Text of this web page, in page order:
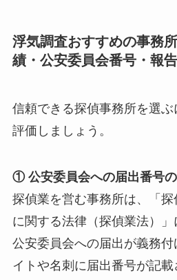
浮気調査おすすめの事務
績・公安委員会番号・報告
信頼できる探偵事務所を選
評価しましょう。
① 公安委員会への届出番号
探偵業を営む事務所は、「
に関する法律（探偵業法）
公安委員会への届出が義務
イトや名刺に届出番号が記